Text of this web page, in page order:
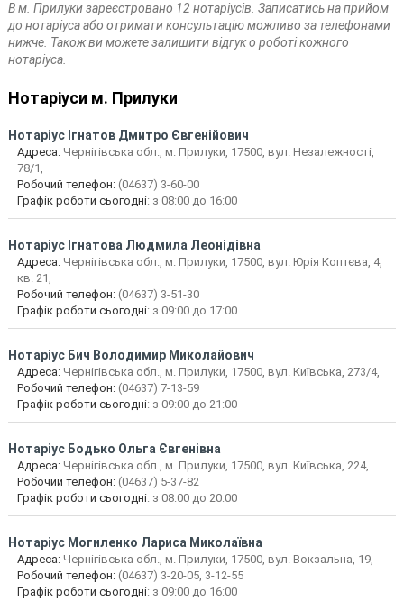
В м. Прилуки зареєстровано 12 нотаріусів. Записатись на прийом
до нотаріуса або отримати консультацію можливо за телефонами
нижче. Також ви можете залишити відгук о роботі кожного
нотаріуса.
Нотаріуси м. Прилуки
Нотаріус Ігнатов Дмитро Євгенійович
Адреса:Чернігівська обл., м. Прилуки, 17500, вул. Незалежності,
78/1,
Робочий телефон:(04637) 3-60-00
Графік роботи сьогодні: з 08:00 до 16:00
Нотаріус Ігнатова Людмила Леонідівна
Адреса:Чернігівська обл., м. Прилуки, 17500, вул. Юрія Коптєва, 4,
кв. 21,
Робочий телефон:(04637) 3-51-30
Графік роботи сьогодні: з 09:00 до 17:00
Нотаріус Бич Володимир Миколайович
Адреса:Чернігівська обл., м. Прилуки, 17500, вул. Київська, 273/4,
Робочий телефон:(04637) 7-13-59
Графік роботи сьогодні: з 09:00 до 21:00
Нотаріус Бодько Ольга Євгенівна
Адреса:Чернігівська обл., м. Прилуки, 17500, вул. Київська, 224,
Робочий телефон:(04637) 5-37-82
Графік роботи сьогодні: з 08:00 до 20:00
Нотаріус Могиленко Лариса Миколаївна
Адреса:Чернігівська обл., м. Прилуки, 17500, вул. Вокзальна, 19,
Робочий телефон:(04637) 3-20-05, 3-12-55
Графік роботи сьогодні: з 09:00 до 16:00